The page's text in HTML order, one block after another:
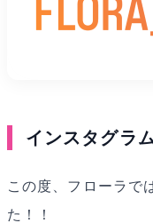
インスタグラ
この度、フローラで
た！！